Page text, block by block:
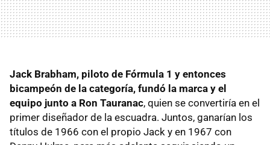
Jack Brabham, piloto de Fórmula 1 y entonces
bicampeón de la categoría, fundó la marca y el
equipo junto a Ron Tauranac, quien se convertiría en el
primer diseñador de la escuadra. Juntos, ganarían los
títulos de 1966 con el propio Jack y en 1967 con